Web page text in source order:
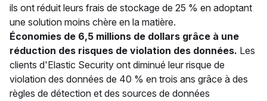
ils ont réduit leurs frais de stockage de 25 % en adoptant
une solution moins chère en la matière.
Économies de 6,5 millions de dollars grâce à une
réduction des risques de violation des données. Les
clients d'Elastic Security ont diminué leur risque de
violation des données de 40 % en trois ans grâce à des
règles de détection et des sources de données